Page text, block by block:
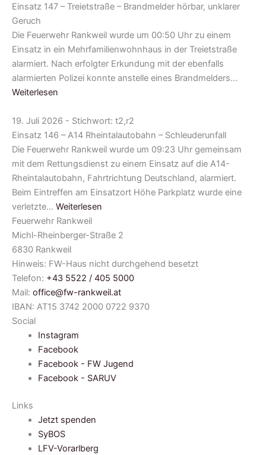
Einsatz 147 – Treietstraße – Brandmelder hörbar, unklarer
Geruch
Die Feuerwehr Rankweil wurde um 00:50 Uhr zu einem
Einsatz in ein Mehrfamilienwohnhaus in der Treietstraße
alarmiert. Nach erfolgter Erkundung mit der ebenfalls
alarmierten Polizei konnte anstelle eines Brandmelders…
Weiterlesen
19. Juli 2026 - Stichwort: t2,r2
Einsatz 146 – A14 Rheintalautobahn – Schleuderunfall
Die Feuerwehr Rankweil wurde um 09:23 Uhr gemeinsam
mit dem Rettungsdienst zu einem Einsatz auf die A14-
Rheintalautobahn, Fahrtrichtung Deutschland, alarmiert.
Beim Eintreffen am Einsatzort Höhe Parkplatz wurde eine
verletzte… Weiterlesen
Feuerwehr Rankweil
Michl-Rheinberger-Straße 2
6830 Rankweil
Hinweis: FW-Haus nicht durchgehend besetzt
Telefon: +43 5522 / 405 5000
Mail: office@fw-rankweil.at
IBAN: AT15 3742 2000 0722 9370
Social
Instagram
Facebook
Facebook - FW Jugend
Facebook - SARUV
Links
Jetzt spenden
SyBOS
LFV-Vorarlberg